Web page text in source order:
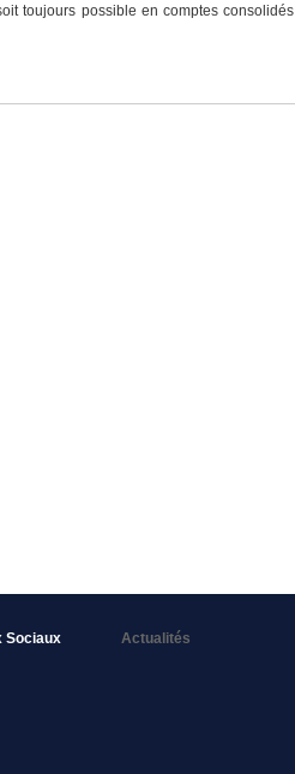
toujours possible en comptes
Sociaux Actualités